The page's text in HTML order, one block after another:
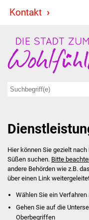
Kontakt
Hier können Sie gezielt
Süßen suchen. Bitte
andere Behörden wie z.B.
über einen Link
Wählen Sie ein Verfahren
Gehen Sie auf die
Oberbegriffen